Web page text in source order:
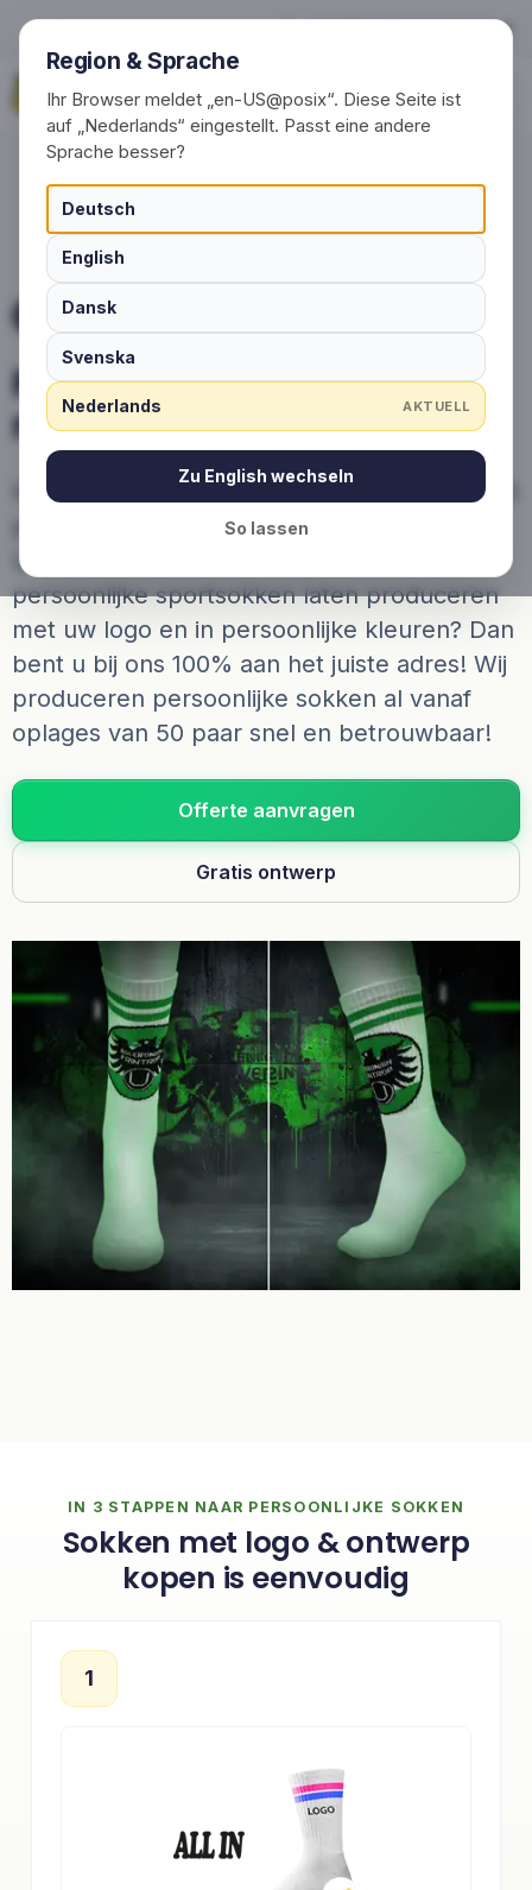
Persoonlijke sportsokken
Region & Sprache
Ihr Browser meldet „en-US@posix“. Diese Seite ist
auf „Nederlands“ eingestellt. Passt eine andere
Sprache besser?
Deutsch
English
Dansk
Svenska
Nederlands AKTUELL
Zu English wechseln
So lassen
+49 (0) 30 / 20 23 68 91-0
Vraag nu aan
SPORTSOKKEN MET LOGO
Persoonlijke sportsokken
met logo en design
Wij produceren uw sportsokken: sokken met
persoonlijke logo's, slogans en kleuren.
Uitstekend comfort en kwaliteit. Wilt u
persoonlijke sportsokken laten produceren
met uw logo en in persoonlijke kleuren? Dan
bent u bij ons 100% aan het juiste adres! Wij
produceren persoonlijke sokken al vanaf
oplages van 50 paar snel en betrouwbaar!
Offerte aanvragen
Gratis ontwerp
IN 3 STAPPEN NAAR PERSOONLIJKE SOKKEN
Sokken met logo & ontwerp
kopen is eenvoudig
1